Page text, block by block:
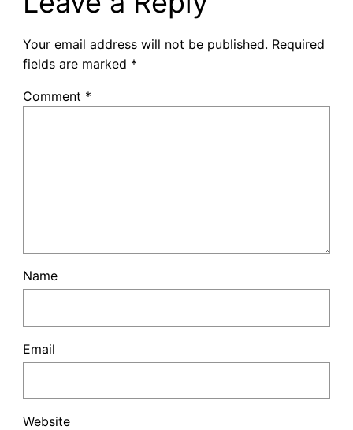
Your email address will not be published. Required
fields are marked *
Comment *
Name
Email
Website